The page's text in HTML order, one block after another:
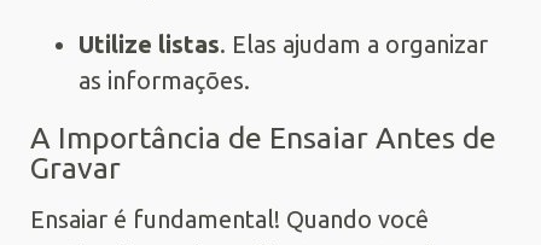
Utilize listas. Elas ajudam a organizar
as informações.
A Importância de Ensaiar Antes de
Gravar
Ensaiar é fundamental! Quando você